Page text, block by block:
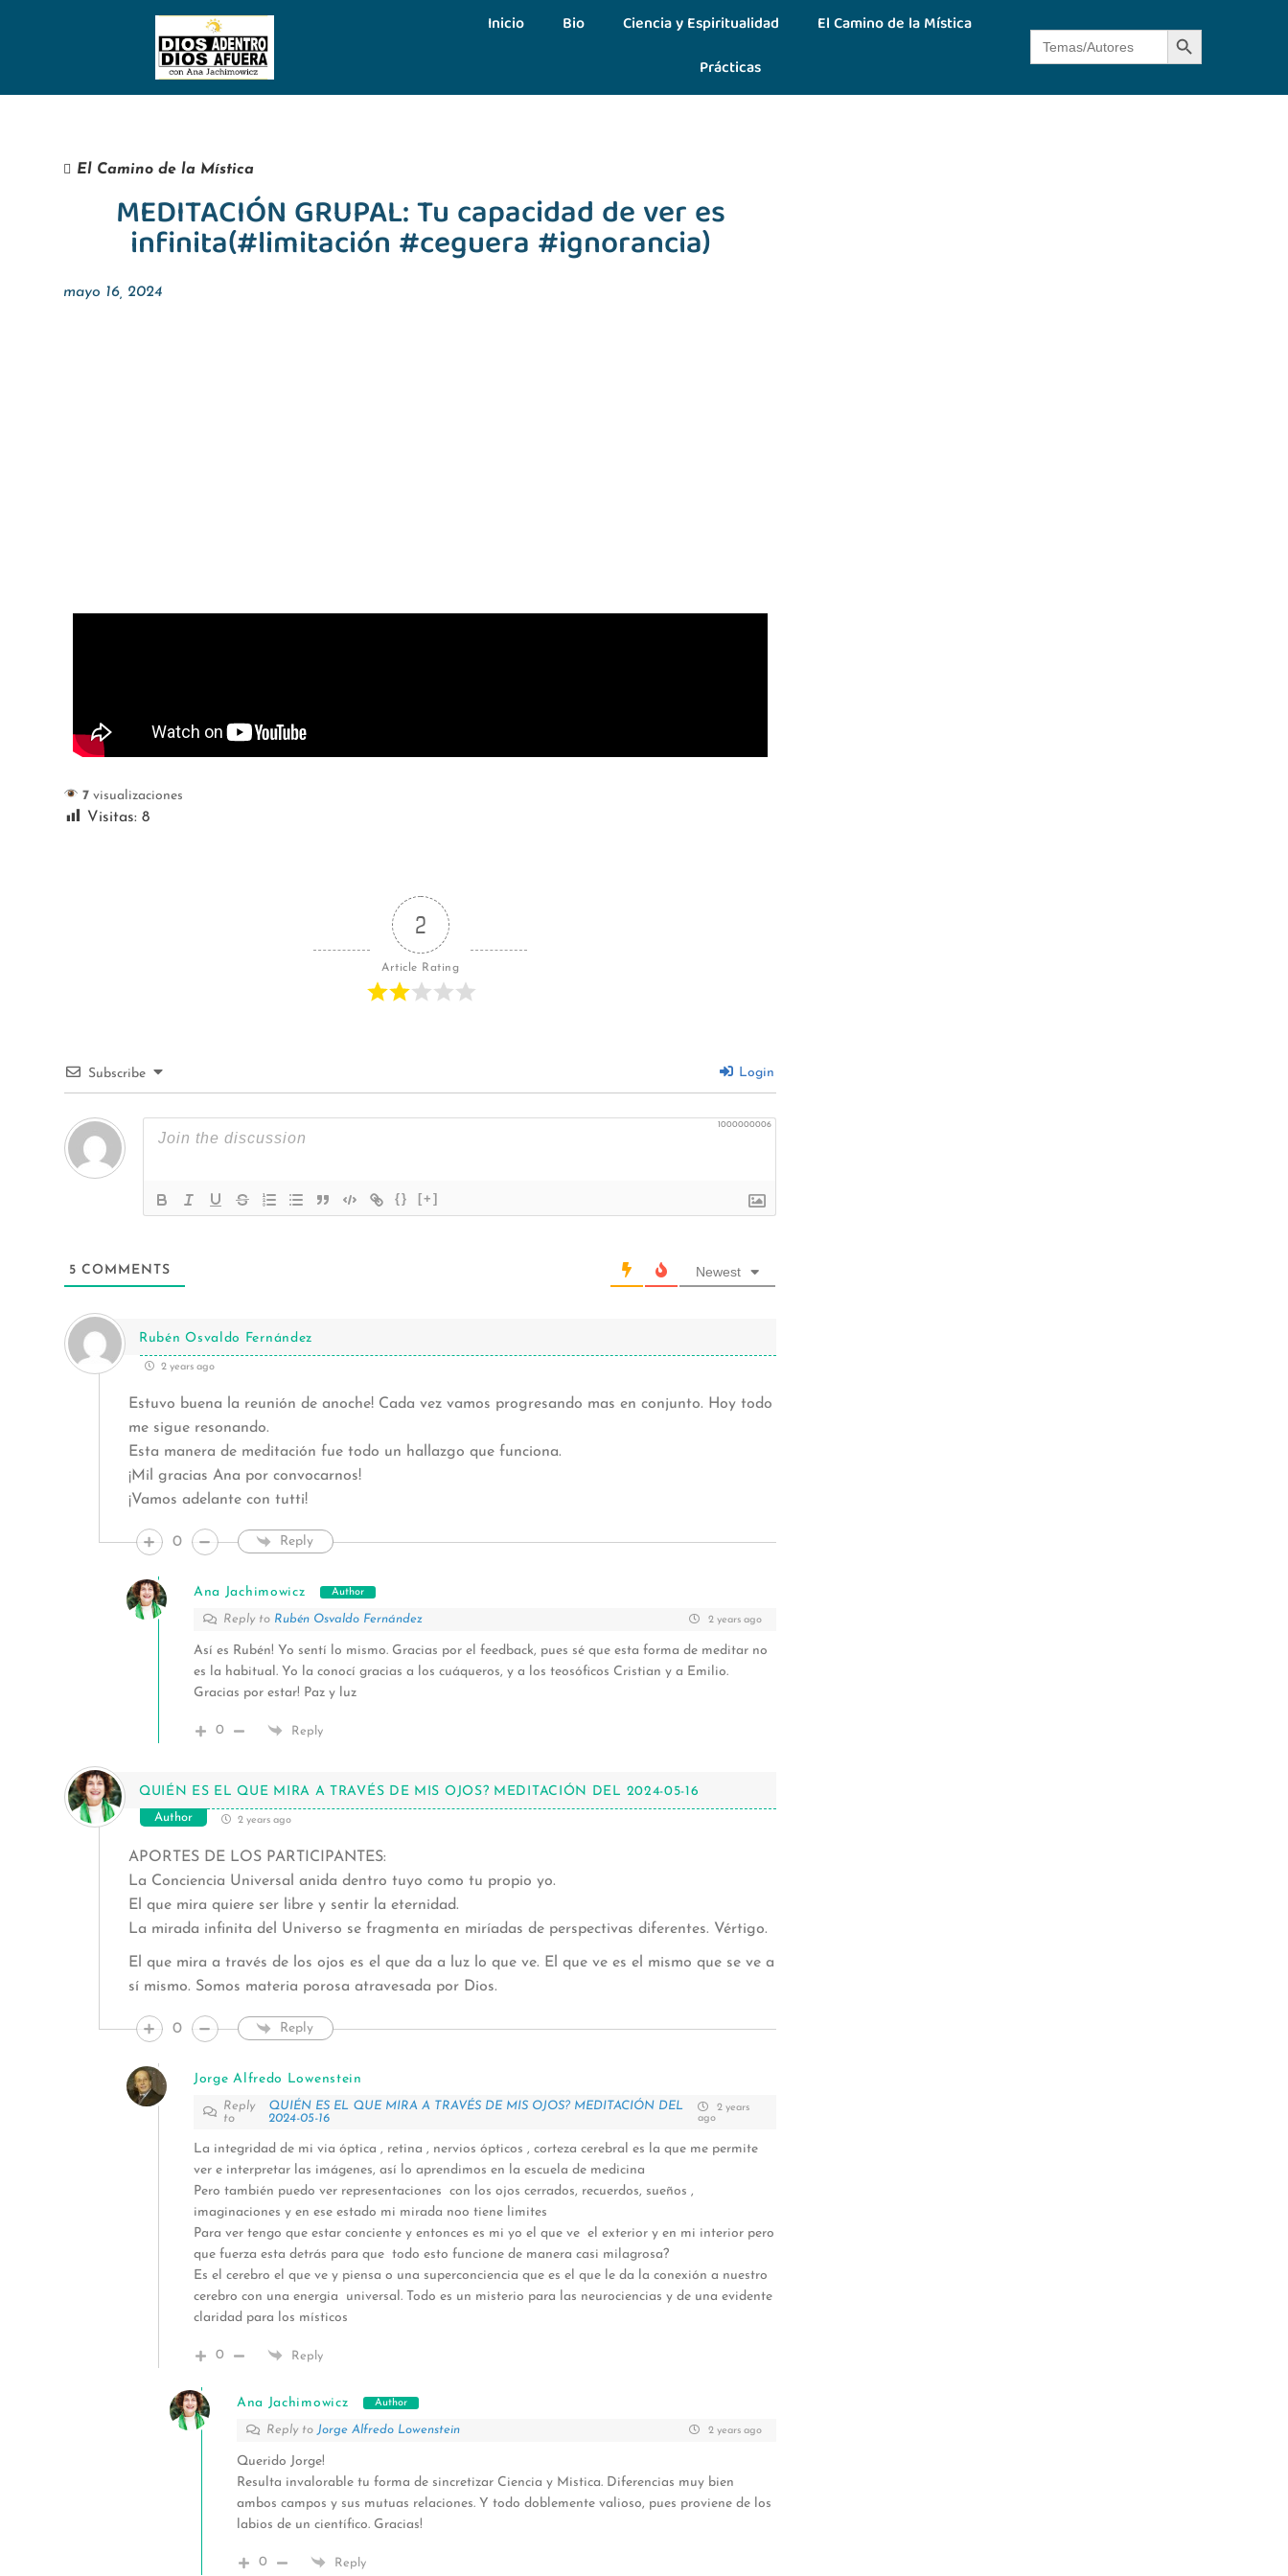
Inicio Bio Ciencia y Espiritualidad
El Camino de la Mística
Prácticas
Botón de
El Camino de la Mística
MEDITACIÓN GRUPAL: Tu capacidad de ver es
infinita(#limitación #ceguera #ignorancia)
mayo 16, 2024
7visualizaciones
Visitas: 8
2
Article Rating
Subscribe Login
1000000006
{} [+]
5 COMMENTS Newest
Rubén Osvaldo Fernández
2 years ago
Estuvo buena la reunión de anoche! Cada vez vamos progresando mas en conjunto. Hoy todo
me sigue resonando.
Esta manera de meditación fue todo un hallazgo que funciona.
¡Mil gracias Ana por convocarnos!
¡Vamos adelante con tutti!
0 Reply
Ana Jachimowicz Author
Reply to Rubén Osvaldo Fernández 2 years ago
Así es Rubén! Yo sentí lo mismo. Gracias por el feedback, pues sé que esta forma de meditar no
es la habitual. Yo la conocí gracias a los cuáqueros, y a los teosóficos Cristian y a Emilio.
Gracias por estar! Paz y luz
0 Reply
QUIÉN ES EL QUE MIRA A TRAVÉS DE MIS OJOS? MEDITACIÓN DEL 2024-05-16
Author 2 years ago
APORTES DE LOS PARTICIPANTES:
La Conciencia Universal anida dentro tuyo como tu propio yo.
El que mira quiere ser libre y sentir la eternidad.
La mirada infinita del Universo se fragmenta en miríadas de perspectivas diferentes. Vértigo.
El que mira a través de los ojos es el que da a luz lo que ve. El que ve es el mismo que se ve a
sí mismo. Somos materia porosa atravesada por Dios.
0 Reply
Jorge Alfredo Lowenstein
Reply
to
QUIÉN ES EL QUE MIRA A TRAVÉS DE MIS OJOS? MEDITACIÓN DEL
2024-05-16
2 years
ago
La integridad de mi via óptica , retina , nervios ópticos , corteza cerebral es la que me permite
ver e interpretar las imágenes, así lo aprendimos en la escuela de medicina
Pero también puedo ver representaciones con los ojos cerrados, recuerdos, sueños ,
imaginaciones y en ese estado mi mirada noo tiene limites
Para ver tengo que estar conciente y entonces es mi yo el que ve el exterior y en mi interior pero
que fuerza esta detrás para que todo esto funcione de manera casi milagrosa?
Es el cerebro el que ve y piensa o una superconciencia que es el que le da la conexión a nuestro
cerebro con una energia universal. Todo es un misterio para las neurociencias y de una evidente
claridad para los místicos
0 Reply
Ana Jachimowicz Author
Reply to Jorge Alfredo Lowenstein 2 years ago
Querido Jorge!
Resulta invalorable tu forma de sincretizar Ciencia y Mistica. Diferencias muy bien
ambos campos y sus mutuas relaciones. Y todo doblemente valioso, pues proviene de los
labios de un científico. Gracias!
0 Reply